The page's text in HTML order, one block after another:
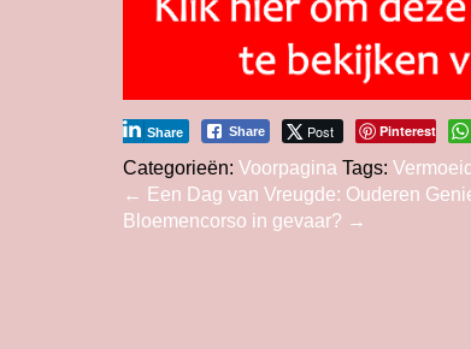
Share Post
Share Pinterest
Categorieën: Voorpagina Tags:
Bericht
navigatie
← Een Dag van Vreugde: Ouderen
Bloemencorso in gevaar? →